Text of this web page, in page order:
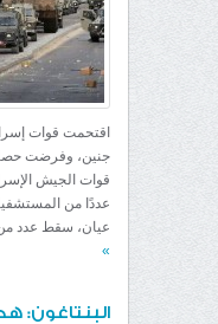
اقتحمت قوات
جنين، وفرضت
قوات الجيش
عددًا من
عيان، سقط عدد من
»
البنتاغون: